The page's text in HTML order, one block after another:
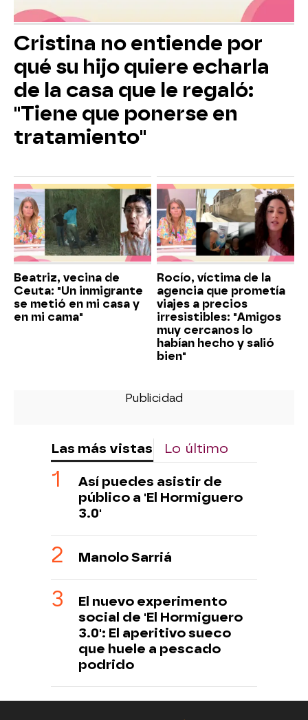
Cristina no entiende por
qué su hijo quiere echarla
de la casa que le regaló:
"Tiene que ponerse en
tratamiento"
Beatriz, vecina de
Ceuta: "Un inmigrante
se metió en mi casa y
en mi cama"
Rocío, víctima de la
agencia que prometía
viajes a precios
irresistibles: "Amigos
muy cercanos lo
habían hecho y salió
bien"
Las más vistas Lo último
Así puedes asistir de
público a 'El Hormiguero
3.0'
Manolo Sarriá
El nuevo experimento
social de 'El Hormiguero
3.0': El aperitivo sueco
que huele a pescado
podrido